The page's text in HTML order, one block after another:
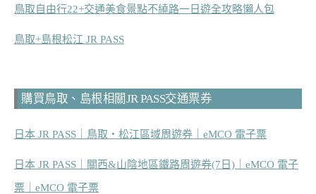
鳥取自由行22+交通美食景點不繞路一日遊全攻略懶人包
鳥取+島根松江 JR PASS
購買鳥取、島根相關JR PASS交通票券
日本 JR PASS｜鳥取・松江區域周遊券｜eMCO 電子票
日本 JR PASS｜關西&山陰地區鐵路周遊券(7日)｜eMCO 電子
票｜eMCO 電子票